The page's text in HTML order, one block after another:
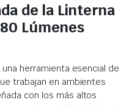
de la Linterna
Lúmenes
una herramienta esencial de
trabajan en ambientes
con los más altos